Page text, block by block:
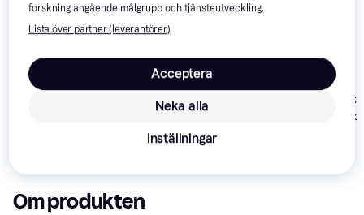
Patagonia Isthmus
Parka - Deer Brown
Didriksons Drew Usx
Parka - Brun
Calvin Klein
Nylon
Om produkten
forskning angående målgrupp och tjänsteutveckling.
Lista över partner (leverantörer)
Neka alla
Acceptera
Inställningar